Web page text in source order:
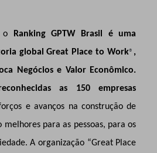
o
Ranking GPTW Brasil é uma
global Great Place to Work® ,
Negócios e Valor Econômico.
as 150 empresas
e avanços na construção de
para as pessoas, para os
A organização “Great Place